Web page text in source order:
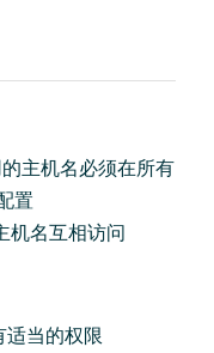
主机名必须在所有
置
机名互相访问
当的权限